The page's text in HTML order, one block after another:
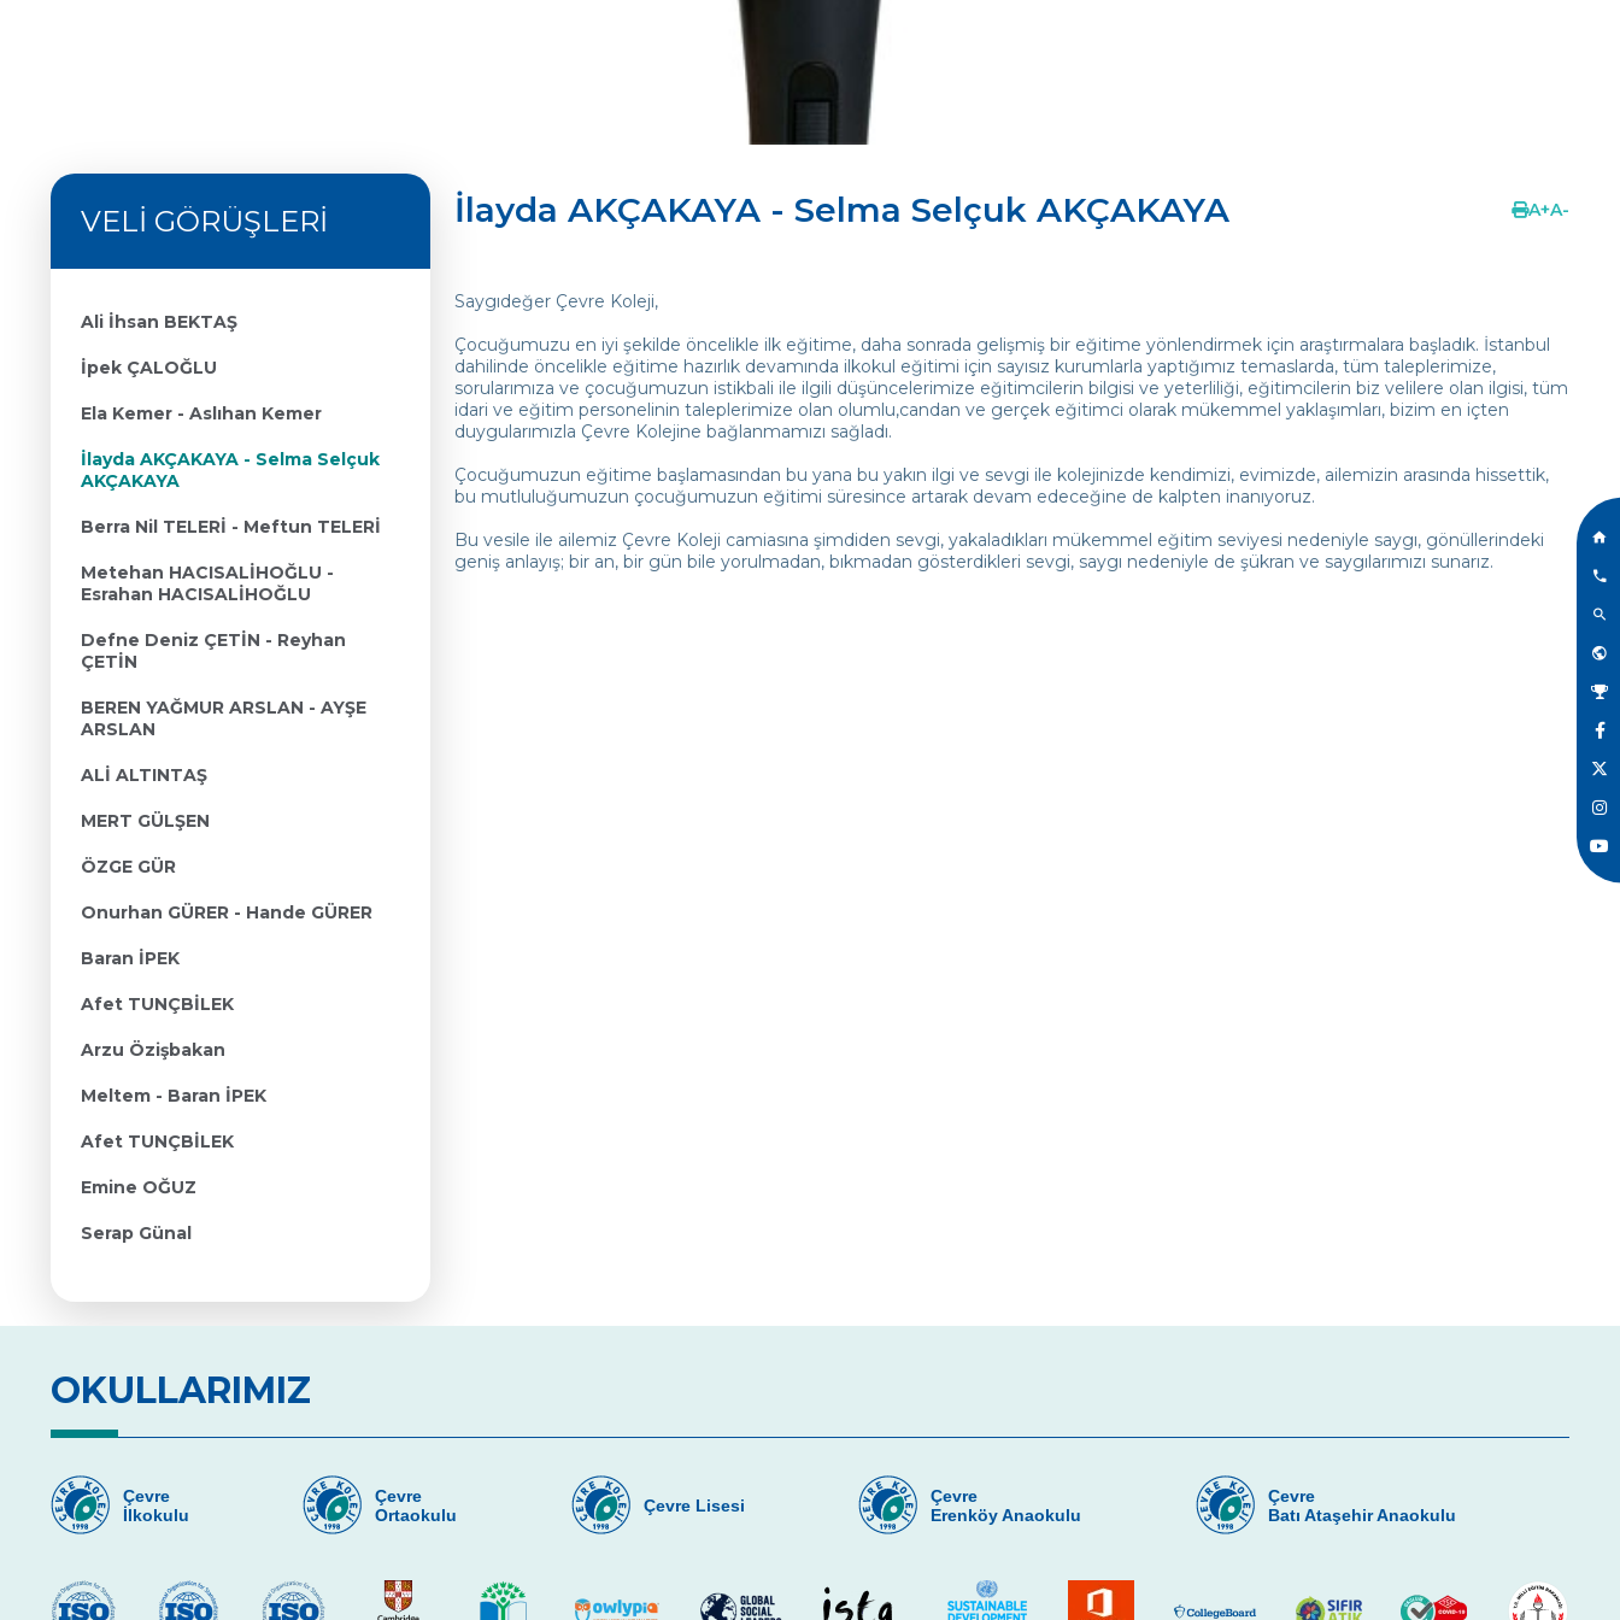
VELİ GÖRÜŞLERİ
Ali İhsan BEKTAŞ
İpek ÇALOĞLU
Ela Kemer - Aslıhan Kemer
İlayda AKÇAKAYA - Selma Selçuk
AKÇAKAYA
Berra Nil TELERİ - Meftun TELERİ
Metehan HACISALİHOĞLU -
Esrahan HACISALİHOĞLU
Defne Deniz ÇETİN - Reyhan
ÇETİN
BEREN YAĞMUR ARSLAN - AYŞE
ARSLAN
ALİ ALTINTAŞ
MERT GÜLŞEN
ÖZGE GÜR
Onurhan GÜRER - Hande GÜRER
Baran İPEK
Afet TUNÇBİLEK
Arzu Özişbakan
Meltem - Baran İPEK
Afet TUNÇBİLEK
Emine OĞUZ
Serap Günal
İlayda AKÇAKAYA - Selma Selçuk AKÇAKAYA A+A-
Saygıdeğer Çevre Koleji,
Çocuğumuzu en iyi şekilde öncelikle ilk eğitime, daha sonrada gelişmiş bir eğitime yönlendirmek için araştırmalara başladık. İstanbul
dahilinde öncelikle eğitime hazırlık devamında ilkokul eğitimi için sayısız kurumlarla yaptığımız temaslarda, tüm taleplerimize,
sorularımıza ve çocuğumuzun istikbali ile ilgili düşüncelerimize eğitimcilerin bilgisi ve yeterliliği, eğitimcilerin biz velilere olan ilgisi, tüm
idari ve eğitim personelinin taleplerimize olan olumlu,candan ve gerçek eğitimci olarak mükemmel yaklaşımları, bizim en içten
duygularımızla Çevre Kolejine bağlanmamızı sağladı.
Çocuğumuzun eğitime başlamasından bu yana bu yakın ilgi ve sevgi ile kolejinizde kendimizi, evimizde, ailemizin arasında hissettik,
bu mutluluğumuzun çocuğumuzun eğitimi süresince artarak devam edeceğine de kalpten inanıyoruz.
Bu vesile ile ailemiz Çevre Koleji camiasına şimdiden sevgi, yakaladıkları mükemmel eğitim seviyesi nedeniyle saygı, gönüllerindeki
geniş anlayış; bir an, bir gün bile yorulmadan, bıkmadan gösterdikleri sevgi, saygı nedeniyle de şükran ve saygılarımızı sunarız.
OKULLARIMIZ
Çevre
İlkokulu
Çevre
Ortaokulu
Çevre Lisesi
Çevre
Erenköy Anaokulu
Çevre
Batı Ataşehir Anaokulu